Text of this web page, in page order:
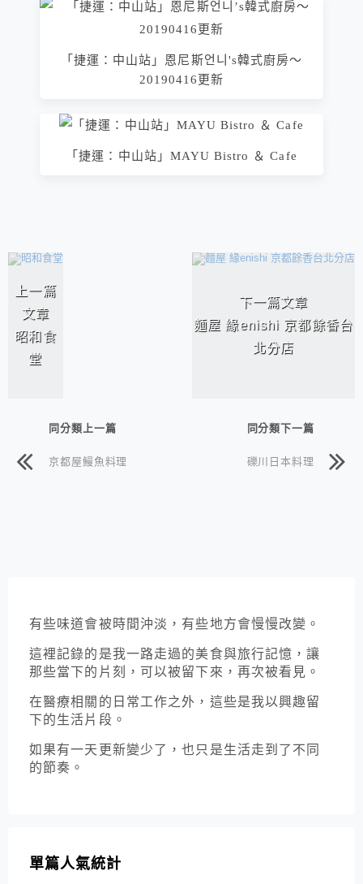
「捷運：中山站」恩尼斯언니's韓式廚房～
20190416更新
「捷運：中山站」MAYU Bistro ＆ Cafe
相連文章
上一篇
文章
昭和食
堂
下一篇文章
麵屋 緣enishi 京都餘香台
北分店
同分類上一篇
京都屋鰻魚料理
同分類下一篇
礫川日本料理
有些味道會被時間沖淡，有些地方會慢慢改變。
這裡記錄的是我一路走過的美食與旅行記憶，讓
那些當下的片刻，可以被留下來，再次被看見。
在醫療相關的日常工作之外，這些是我以興趣留
下的生活片段。
如果有一天更新變少了，也只是生活走到了不同
的節奏。
單篇人氣統計